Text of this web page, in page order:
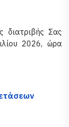
διατριβής Σας
2026, ώρα